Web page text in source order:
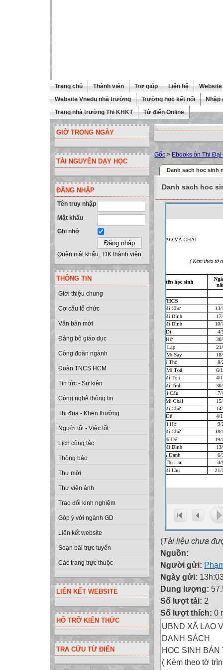
Trang chủ Thành viên Trợ giúp Liên hệ
Website Vnedu nhà trường
Trường học kết nối
Nhập
Trang nhà trường Thi KHKT
Từ điển Online
GIỜ TRONG NGÀY
TÀI NGUYÊN DẠY HỌC
ĐĂNG NHẬP
Tên truy nhập
Mật khẩu
Ghi nhớ
Quên mật khẩu ĐK thành viên
THÔNG TIN
Giới thiệu chung
Cơ cấu tổ chức
Văn bản mới
Đảng bộ giáo dục
Công đoàn ngành
Đoàn TNCS HCM
Tin tức - Sự kiện
Công nghệ thông tin
Thi đua - Khen thưởng
Người tốt - Việc tốt
Lịch công tác
Thông báo
Thư mời
Thư viện ảnh
Trao đổi kinh nghiệm
Góp ý với ngành GD
Liên kết website
Soạn bài trực tuyến
Các trang trực thuộc
LIÊN KẾT WEBSITE
HỖ TRỠ KIẾN THỨC
TRA CỨU TỪ ĐIỂN
Gốc > Ebooks ôn Thi Đại
Danh sach hoc sinh
Danh sach hoc
(Tài liệu chưa
Nguồn:
Người gửi:
Ngày gửi:
Dung lượng:
Số lượt tải: 2
Số lượt thích: 0
UBND XÃ LAO
DANH SÁCH
HỌC SINH BÁN
( Kèm theo tờ